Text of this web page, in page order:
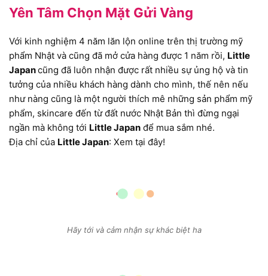
Yên Tâm Chọn Mặt Gửi Vàng
Với kinh nghiệm 4 năm lăn lộn online trên thị trường mỹ
phẩm Nhật và cũng đã mở cửa hàng được 1 năm rồi, Little
Japancũng đã luôn nhận được rất nhiều sự ủng hộ và tin
tưởng của nhiều khách hàng dành cho mình, thế nên nếu
như nàng cũng là một người thích mê những sản phẩm mỹ
phẩm, skincare đến từ đất nước Nhật Bản thì đừng ngại
ngần mà không tới Little Japan để mua sắm nhé.
Địa chỉ của Little Japan: Xem tại đây!
Hãy tới và cảm nhận sự khác biệt ha